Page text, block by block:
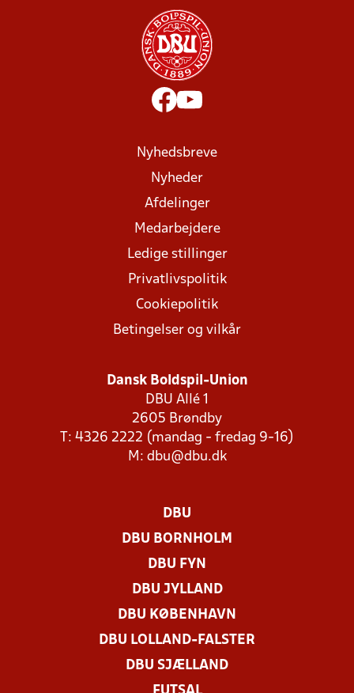
Nyhedsbreve
Nyheder
Afdelinger
Medarbejdere
Ledige stillinger
Privatlivspolitik
Cookiepolitik
Betingelser og vilkår
Dansk Boldspil-Union
DBU Allé 1
2605 Brøndby
T: 4326 2222 (mandag - fredag 9-16)
M: dbu@dbu.dk
DBU
DBU BORNHOLM
DBU FYN
DBU JYLLAND
DBU KØBENHAVN
DBU LOLLAND-FALSTER
DBU SJÆLLAND